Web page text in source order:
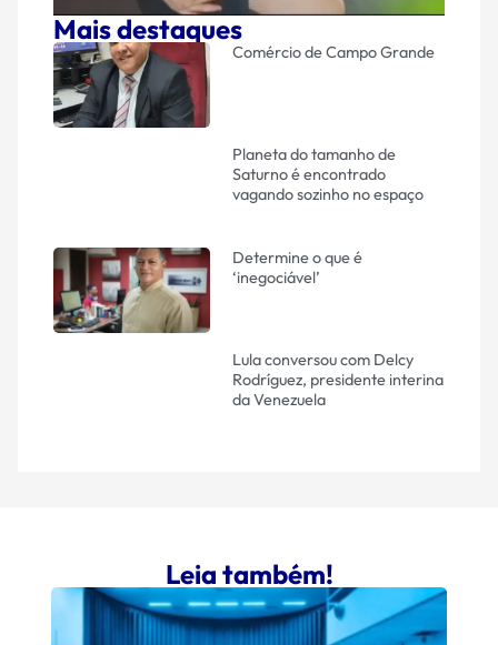
Mais destaques
Comércio de Campo Grande
Planeta do tamanho de
Saturno é encontrado
vagando sozinho no espaço
Determine o que é
‘inegociável’
Lula conversou com Delcy
Rodríguez, presidente interina
da Venezuela
Leia também!